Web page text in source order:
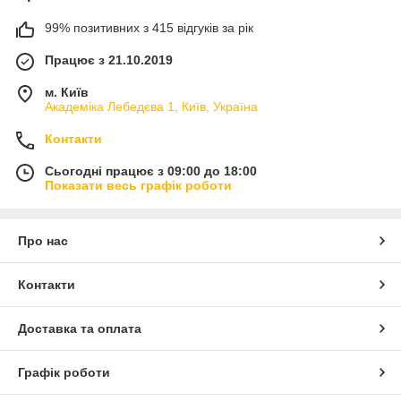
99% позитивних з 415 відгуків за рік
Працює з 21.10.2019
м. Київ
Академіка Лебедєва 1, Київ, Україна
Контакти
Сьогодні працює з 09:00 до 18:00
Показати весь графік роботи
Про нас
Контакти
Доставка та оплата
Графік роботи